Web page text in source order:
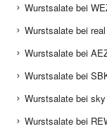
Wurstsalate bei
Wurstsalate bei real
Wurstsalate bei
Wurstsalate bei
Wurstsalate bei
Wurstsalate bei